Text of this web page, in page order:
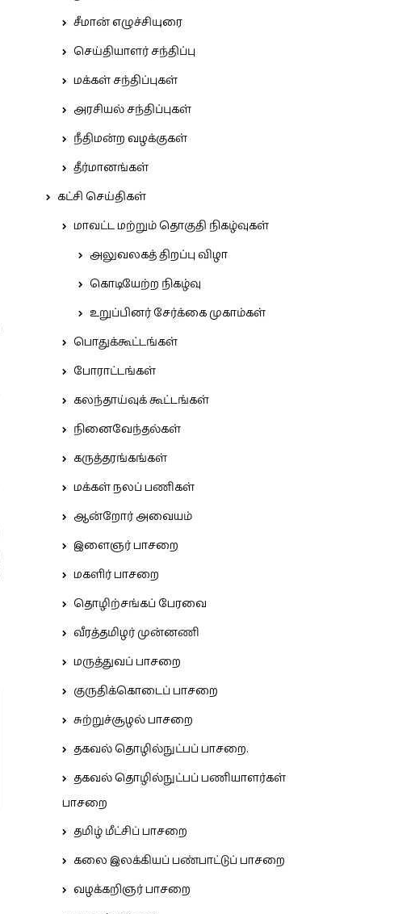
சீமான் எழுச்சியுரை
செய்தியாளர் சந்திப்பு
மக்கள் சந்திப்புகள்
அரசியல் சந்திப்புகள்
நீதிமன்ற வழக்குகள்
தீர்மானங்கள்
கட்சி செய்திகள்
மாவட்ட மற்றும் தொகுதி நிகழ்வுகள்
அலுவலகத் திறப்பு விழா
கொடியேற்ற நிகழ்வு
உறுப்பினர் சேர்க்கை முகாம்கள்
பொதுக்கூட்டங்கள்
போராட்டங்கள்
கலந்தாய்வுக் கூட்டங்கள்
நினைவேந்தல்கள்
கருத்தரங்கங்கள்
மக்கள் நலப் பணிகள்
ஆன்றோர் அவையம்
இளைஞர் பாசறை
மகளிர் பாசறை
தொழிற்சங்கப் பேரவை
வீரத்தமிழர் முன்னணி
மருத்துவப் பாசறை
குருதிக்கொடைப் பாசறை
சுற்றுச்சூழல் பாசறை
தகவல் தொழில்நுட்பப் பாசறை.
தகவல் தொழில்நுட்பப் பணியாளர்கள்
பாசறை
தமிழ் மீட்சிப் பாசறை
கலை இலக்கியப் பண்பாட்டுப் பாசறை
வழக்கறிஞர் பாசறை